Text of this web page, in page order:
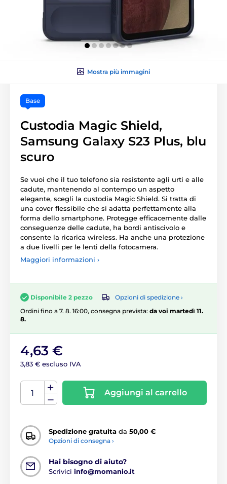
Mostra più immagini
Base
Custodia Magic Shield,
Samsung Galaxy S23 Plus, blu
scuro
Se vuoi che il tuo telefono sia resistente agli urti e alle
cadute, mantenendo al contempo un aspetto
elegante, scegli la custodia Magic Shield. Si tratta di
una cover flessibile che si adatta perfettamente alla
forma dello smartphone. Protegge efficacemente dalle
conseguenze delle cadute, ha bordi antiscivolo e
consente la ricarica wireless. Ha anche una protezione
a due livelli per le lenti della fotocamera.
Maggiori informazioni ›
Disponibile 2 pezzo
Opzioni di spedizione ›
Ordini fino a 7. 8. 16:00, consegna prevista: da voi martedì 11.
8.
4,63 €
3,83 € escluso IVA
Aggiungi al carrello
Spedizione gratuita da 50,00 €
Opzioni di consegna ›
Hai bisogno di aiuto?
Scrivici info@momanio.it